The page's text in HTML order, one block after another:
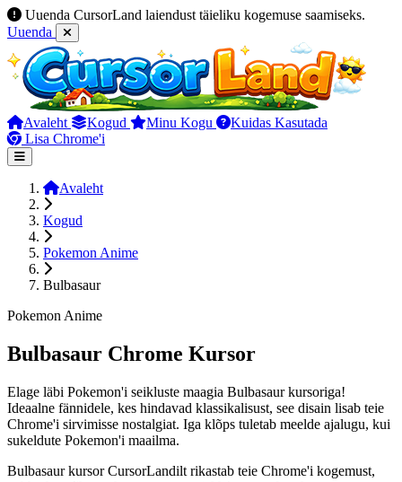
Uuenda CursorLand laiendust täieliku kogemuse saamiseks.
Uuenda
Avaleht Kogud Minu Kogu
Kuidas Kasutada
Lisa Chrome'i
Avaleht
Kogud
Pokemon Anime
Bulbasaur
Pokemon Anime
Bulbasaur Chrome Kursor
Elage läbi Pokemon'i seikluste maagia Bulbasaur kursoriga!
Ideaalne fännidele, kes hindavad klassikalisust, see disain lisab teie
Chrome'i sirvimisse nostalgiat. Iga klõps tuletab meelde ajalugu, kui
sukeldute Pokemon'i maailma.
Bulbasaur kursor CursorLandilt rikastab teie Chrome'i kogemust,